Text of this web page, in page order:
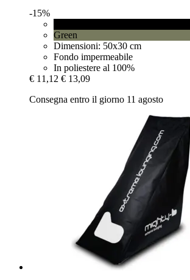
-15%
Green
Dimensioni: 50x30 cm
Fondo impermeabile
In poliestere al 100%
€ 11,12 € 13,09
Consegna entro il giorno 11 agosto